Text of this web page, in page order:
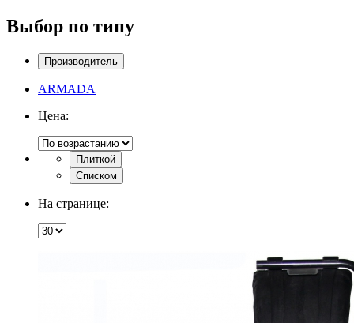
Выбор по типу
Производитель
ARMADA
Цена:
Плиткой
Списком
На странице: